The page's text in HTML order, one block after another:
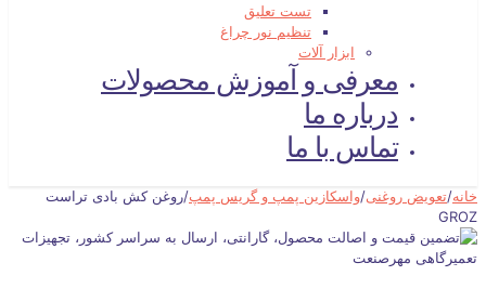
تست تعلیق
تنظیم نور چراغ
ابزار آلات
معرفی و آموزش محصولات
درباره ما
تماس با ما
خانه/تعویض روغنی/واسکازین پمپ و گریس پمپ/روغن کش بادی تراست
GROZ